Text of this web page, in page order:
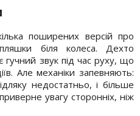
поширених версій про
біля колеса. Дехто
звук під час руху, що
Але механіки запевняють:
недостатньо, і більше
увагу сторонніх, ніж